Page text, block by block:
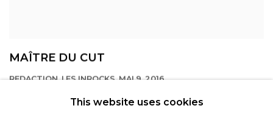
MAÎTRE DU CUT
REDACTION, LES INROCKS, MAI 9, 2016
This website uses cookies